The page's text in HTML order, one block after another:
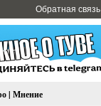
Обратная связь
| Мнение